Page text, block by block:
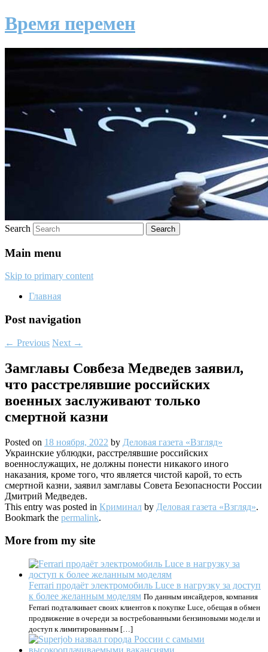
Время перемен
Search
Main menu
Skip to primary content
Главная
Post navigation
← Previous Next →
Замглавы Совбеза Медведев заявил,
что расстрелявшие российских
военных заслуживают только
смертной казни
Posted on 18 ноября, 2022 by Деловая газета «Взгляд»
Украинские ублюдки, расстрелявшие российских
военнослужащих, не должны понести никакого иного
наказания, кроме того, что является чистой карой, то есть
смертной казни, заявил замглавы Совета Безопасности России
Дмитрий Медведев.
This entry was posted in Криминал by Деловая газета «Взгляд».
Bookmark the permalink.
More from my site
Ferrari продаёт электромобиль Luce в нагрузку за доступ
к более желанным моделям По данным инсайдеров, компания
Ferrari подталкивает своих клиентов к покупке Luce, обещая в обмен
продвижение в очереди за востребованными бензиновыми модели и
доступ к лимитированным […]